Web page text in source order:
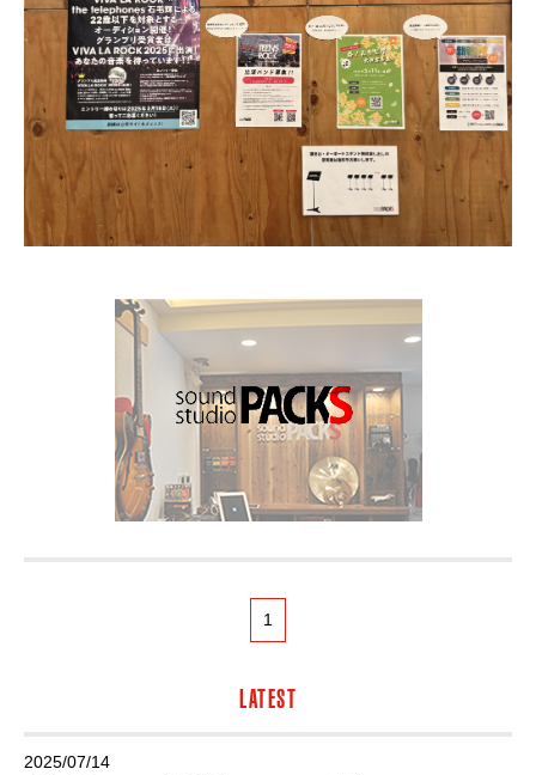
1
LATEST
2025/07/14